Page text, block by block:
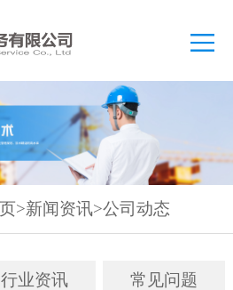
>新闻资讯>公司动态
行业资讯 常见问题